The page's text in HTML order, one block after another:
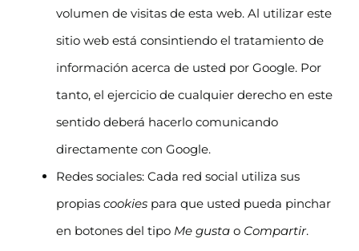
volumen de visitas de esta web. Al utilizar este
sitio web está consintiendo el tratamiento de
información acerca de usted por Google. Por
tanto, el ejercicio de cualquier derecho en este
sentido deberá hacerlo comunicando
directamente con Google.
Redes sociales: Cada red social utiliza sus
propias cookies para que usted pueda pinchar
en botones del tipo Me gusta o Compartir.